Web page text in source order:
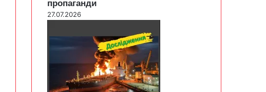
пропаганди
27.07.2026